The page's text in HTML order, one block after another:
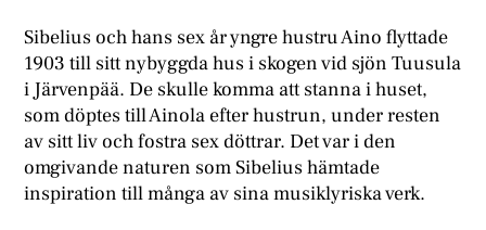
Sibelius och hans sex år yngre hustru Aino flyttade
1903 till sitt nybyggda hus i skogen vid sjön Tuusula
i Järvenpää. De skulle komma att stanna i huset,
som döptes till Ainola efter hustrun, under resten
av sitt liv och fostra sex döttrar. Det var i den
omgivande naturen som Sibelius hämtade
inspiration till många av sina musiklyriska verk.